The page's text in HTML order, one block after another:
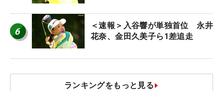
6
＜速報＞入谷響が単独首位 永井
花奈、金田久美子ら1差追走
ランキングをもっと見る